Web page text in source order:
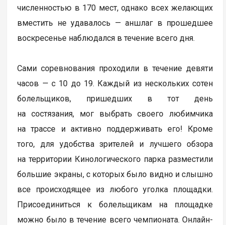
численностью в 170 мест, однако всех желающих
вместить не удавалось — аншлаг в прошедшее
воскресенье наблюдался в течение всего дня.
Сами соревнования проходили в течение девяти
часов — с 10 до 19. Каждый из нескольких сотен
болельщиков, пришедших в тот день
на состязания, мог выбрать своего любимчика
на трассе и активно поддерживать его! Кроме
того, для удобства зрителей и лучшего обзора
на территории Кинологического парка разместили
большие экраны, с которых было видно и слышно
все происходящее из любого уголка площадки.
Присоединиться к болельщикам на площадке
можно было в течение всего чемпионата. Онлайн-